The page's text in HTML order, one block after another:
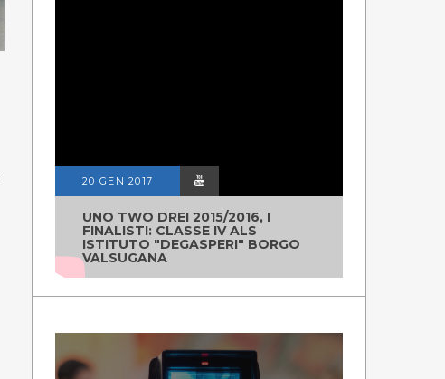
20 GEN 2017
UNO TWO DREI 2015/2016, I
FINALISTI: CLASSE IV ALS
ISTITUTO "DEGASPERI" BORGO
VALSUGANA